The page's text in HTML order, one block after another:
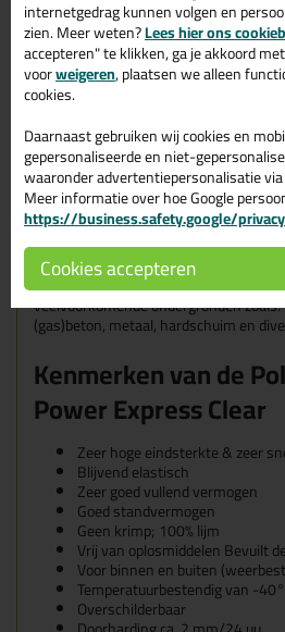
Door de snelle sterkteopbouw is het
waarbij tijd een rol speelt. Deze lijmkit
onder andere:
Regelwerk
Plinten
Vensterbanken
Plaat- en isolatie materiaal
Alle professionele toepassingen
woning-, utiliteit- en
Geschikte
Polymax Pro Power
De Griffon Polymax Pro Power
veelvoorkomende ondergronden
(gas)beton, metaal, hardschuim en
Kenmerken van de
Power Express Clear
Zeer hoge eindsterkte & zeer
Blijvend elastisch
Zeer goed vullend vermogen
Goed standvermogen
Geen krimp; 100% lijm
Vrij van oplosmiddelen Bevuilt
Voor binnen en buiten
Temperatuurbestendig van -
Overschilderbaar
internetgedrag kunnen volgen en
zien. Meer weten?Lees hier ons
accepteren" te klikken, ga je akkoord
voorweigeren, plaatsen we alleen
cookies.
Daarnaast gebruiken wij cookies en
gepersonaliseerde en niet-
waaronder advertentiepersonalisatie
Meer informatie over hoe Google
https://business.safety.google/
Cookies accepteren